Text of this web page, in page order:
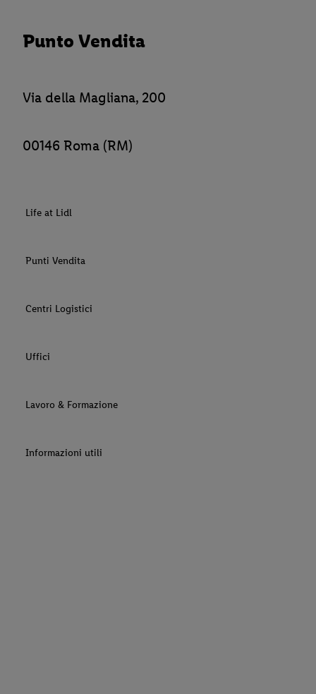
Punto Vendita
Via della Magliana, 200
00146 Roma (RM)
Life at Lidl
Punti Vendita
Centri Logistici
Uffici
Lavoro & Formazione
Informazioni utili